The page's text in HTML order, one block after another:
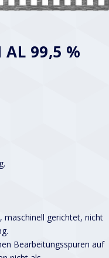
99,5 %
maschinell gerichtet, nicht
Bearbeitungsspuren auf